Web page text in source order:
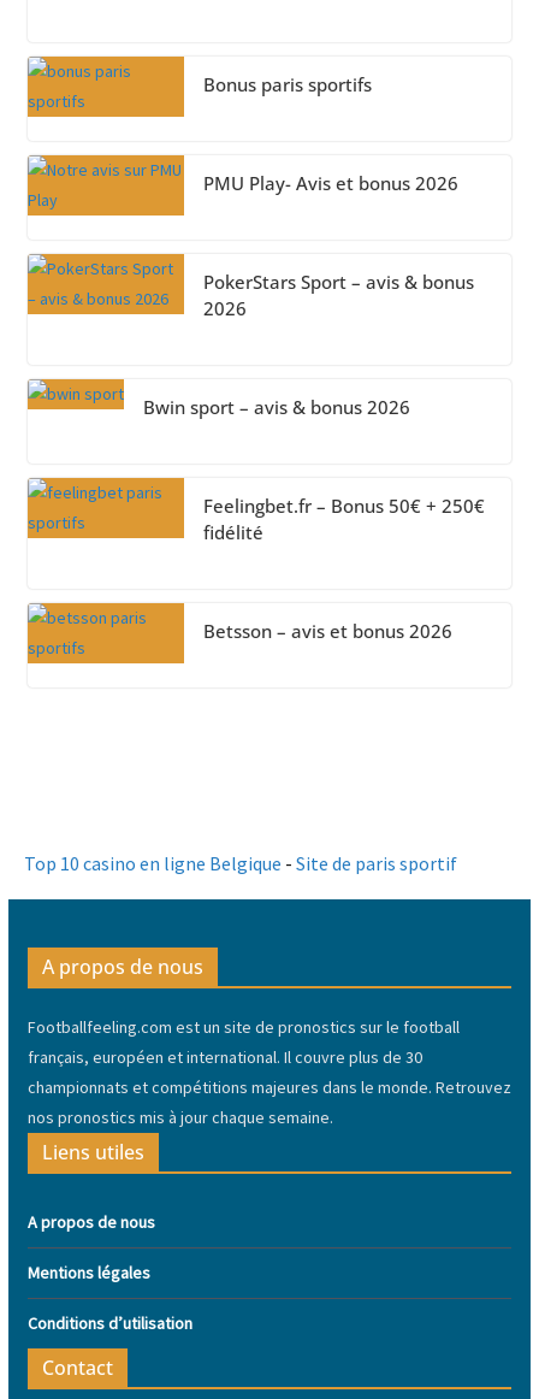
Bonus paris sportifs
PMU Play- Avis et bonus 2026
PokerStars Sport – avis & bonus
2026
Bwin sport – avis & bonus 2026
Feelingbet.fr – Bonus 50€ + 250€
fidélité
Betsson – avis et bonus 2026
Top 10 casino en ligne Belgique - Site de paris sportif
A propos de nous
Footballfeeling.com est un site de pronostics sur le football
français, européen et international. Il couvre plus de 30
championnats et compétitions majeures dans le monde. Retrouvez
nos pronostics mis à jour chaque semaine.
Liens utiles
A propos de nous
Mentions légales
Conditions d’utilisation
Contact